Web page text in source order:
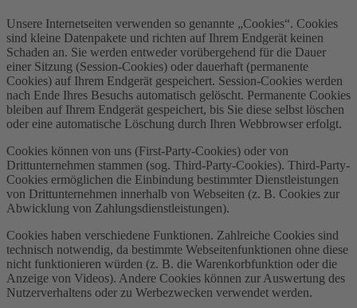
Unsere Internetseiten verwenden so genannte „Cookies“. Cookies
sind kleine Datenpakete und richten auf Ihrem Endgerät keinen
Schaden an. Sie werden entweder vorübergehend für die Dauer
einer Sitzung (Session-Cookies) oder dauerhaft (permanente
Cookies) auf Ihrem Endgerät gespeichert. Session-Cookies werden
nach Ende Ihres Besuchs automatisch gelöscht. Permanente Cookies
bleiben auf Ihrem Endgerät gespeichert, bis Sie diese selbst löschen
oder eine automatische Löschung durch Ihren Webbrowser erfolgt.
Cookies können von uns (First-Party-Cookies) oder von
Drittunternehmen stammen (sog. Third-Party-Cookies). Third-Party-
Cookies ermöglichen die Einbindung bestimmter Dienstleistungen
von Drittunternehmen innerhalb von Webseiten (z. B. Cookies zur
Abwicklung von Zahlungsdienstleistungen).
Cookies haben verschiedene Funktionen. Zahlreiche Cookies sind
technisch notwendig, da bestimmte Webseitenfunktionen ohne diese
nicht funktionieren würden (z. B. die Warenkorbfunktion oder die
Anzeige von Videos). Andere Cookies können zur Auswertung des
Nutzerverhaltens oder zu Werbezwecken verwendet werden.